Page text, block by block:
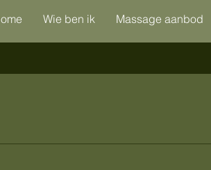
Wie ben ik Massage aanbod